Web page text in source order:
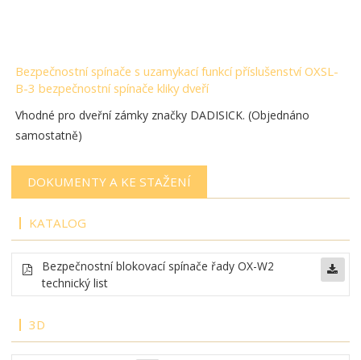
Bezpečnostní spínače s uzamykací funkcí příslušenství OXSL-
B-3 bezpečnostní spínače kliky dveří
Vhodné pro dveřní zámky značky DADISICK. (Objednáno
samostatně)
DOKUMENTY A KE STAŽENÍ
KATALOG
Bezpečnostní blokovací spínače řady OX-W2
technický list
3D